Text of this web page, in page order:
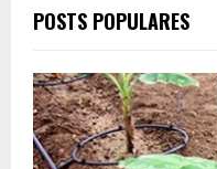
POSTS POPULARES